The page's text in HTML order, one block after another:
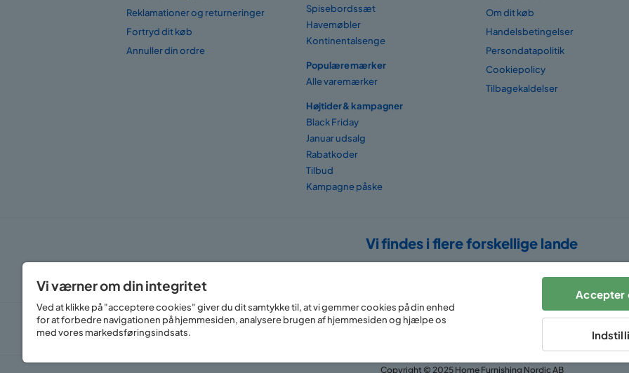
Reklamationer og returneringer
Fortryd dit køb
Annuller din ordre
Spisebordssæt
Havemøbler
Kontinentalsenge
Populære mærker
Alle varemærker
Højtider & kampagner
Black Friday
Januar udsalg
Rabatkoder
Tilbud
Kampagne påske
Om dit køb
Handelsbetingelser
Persondatapolitik
Cookiepolicy
Tilbagekaldelser
Vi findes i flere forskellige lande
Copyright © 2025 Home Furnishing Nordic AB
Vi værner om din integritet
Ved at klikke på "acceptere cookies" giver du dit samtykke til, at vi gemmer cookies på din enhed
for at forbedre navigationen på hjemmesiden, analysere brugen af hjemmesiden og hjælpe os
med vores markedsføringsindsats.
Accepter